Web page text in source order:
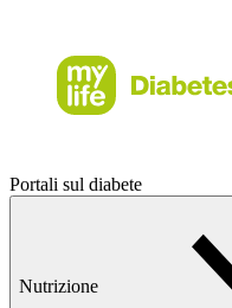
Portali sul diabete
Nutrizione